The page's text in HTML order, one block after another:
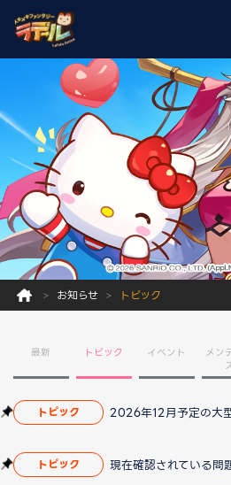
お知らせ トピック
最新 トピック イベント
メン
トピック
トピック